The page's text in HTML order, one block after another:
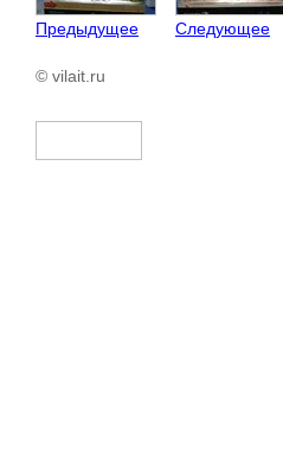
Предыдущее Следующее
© vilait.ru